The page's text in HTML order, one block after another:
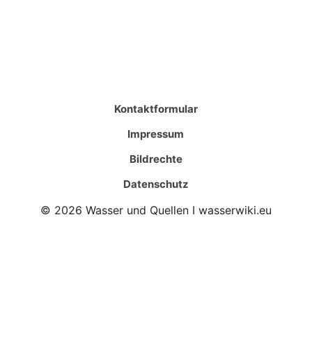
Kontaktformular
Impressum
Bildrechte
Datenschutz
© 2026 Wasser und Quellen I wasserwiki.eu